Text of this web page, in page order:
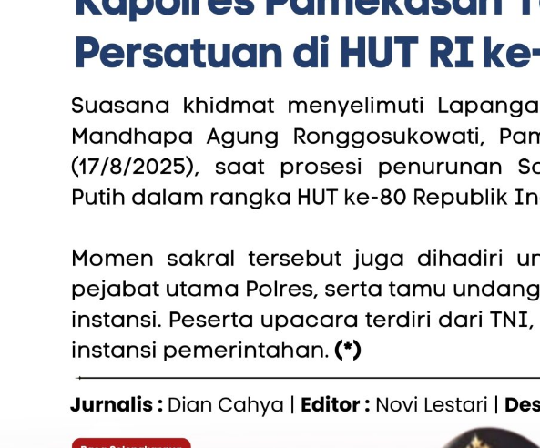
Pentol Ghepek ID Jadi
Primadona Harkopnas Jatim
di Pamekasan, Penjualan Naik
Tiga Kali Lipat
DPD TMI Pamekasan:
MBG dan Ekonomi Petani
Banner Agunan Rp250 Juta
Masuk Babak Baru
Berulat Beredar, SPPG
Pamekasan Sampaikan
Penjelasan dan Permintaan
Maaf